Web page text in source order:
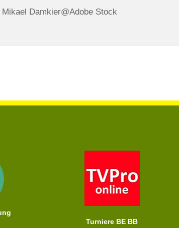
Damkier@Adobe Stock
Turniere BE BB